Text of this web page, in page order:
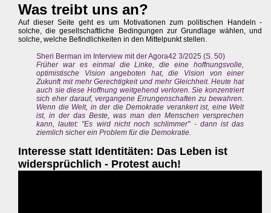
Was treibt uns an?
Auf dieser Seite geht es um Motivationen zum politischen Handeln -
solche, die gesellschaftliche Bedingungen zur Grundlage wählen, und
solche, welche Befindlichkeiten in den Mittelpunkt stellen.
Sheri Berman im Interview mit der Agora42 3/2025 (S. 50)
Früher war es einmal die Linke, die eine hoffnungsvolle,
optimistische Vision angeboten hat, die Vision von einer
Zukunft mit mehr Gerechtigkeit und mehr Gleichheit. Heute hat
auch sie diese Hoffnung weitgehend verloren. Sie konzentriert
sich eher darauf, vergangene Errungenschaften zu bewahren.
Wenn die Welt, in der die Demokratie verankert ist, eine Welt
ist, in der das Beste, was man den Menschen versprechen
kann, lautet: "Es wird nicht noch schlimmer" - dann ist das
ziemlich sicher ein Problem für die Demokratie.
Interesse statt Identitäten: Das Leben ist
widersprüchlich - Protest auch!